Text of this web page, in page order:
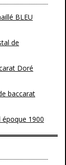
BLEU
de
Doré
baccarat
1900